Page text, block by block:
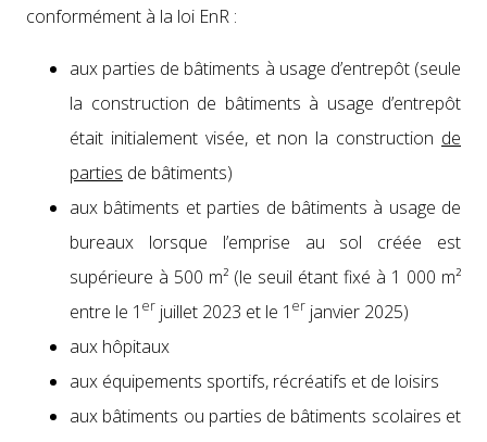
con­for­mé­ment à la loi EnR :
aux par­ties de bâti­ments à usage d’entrepôt (seule
la con­struc­tion de bâti­ments à usage d’en­tre­pôt
était ini­tiale­ment visée, et non la con­struc­tion de
par­ties de bâti­ments)
aux bâti­ments et par­ties de bâti­ments à usage de
bureaux lorsque l’emprise au sol créée est
supérieure à 500 m² (le seuil étant fixé à 1 000 m²
entre le 1 er juil­let 2023 et le 1 er jan­vi­er 2025)
aux hôpi­taux
aux équipements sportifs, récréat­ifs et de loisirs
aux bâti­ments ou par­ties de bâti­ments sco­laires et